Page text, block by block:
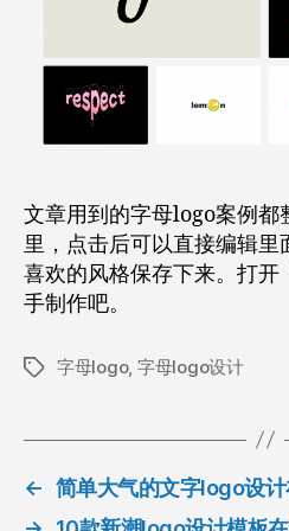
文章用到的字母logo案例都
里，点击后可以直接编辑
喜欢的风格保存下来。打开
手制作吧。
标
字母logo, 字母logo设计
← 简单大气的文字logo设